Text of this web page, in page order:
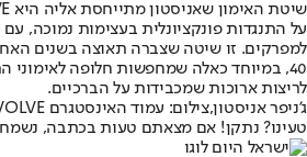
על התנגדות פונקציונלית בעצימות נמוכה,
למפרקים. זו שיטה שצברה תאוצה בשנים
40, במיוחד כאלה שמחפשות חלופה לאימוני
לריצות ארוכות שמכבידות על הברכיים.
ג'ניפר אניסטון,צילום: עמוד האינסטגרם PVOLVE
טעינו? נתקן! אם מצאתם טעות בכתבה,